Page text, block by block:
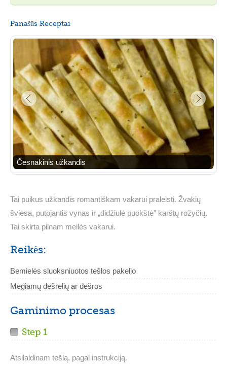
Panašūs Receptai
Česnakinis užkandis
Tai puikus užkandis romantiškam vakarui praleisti. Žvakių
šviesa, putojantis vynas ir „didžiulė puokštė” karštų rožyčių.
Tai skirta pilnam meilės vakarui.
Reikės:
Bemielės sluoksniuotos tešlos pakelio
Mėgiamų dešrelių ar dešros
Gaminimo procesas
Step 1
Atsilaidinam tešlą, pagal instrukciją.